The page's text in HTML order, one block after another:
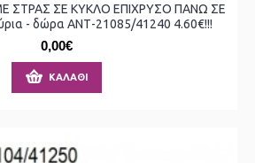
ΣΤΡΑΣ ΣΕ ΚΥΚΛΟ ΕΠΙΧΡΥΣΟ ΠΑΝΩ ΣΕ
- δώρα ΑΝΤ-21085/41240 4.60€!!!
0,00€
ΚΑΛΆΘΙ